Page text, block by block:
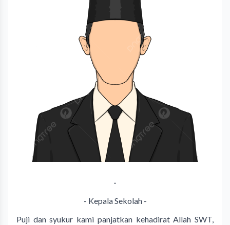
-
- Kepala Sekolah -
Puji dan syukur kami panjatkan kehadirat Allah SWT,